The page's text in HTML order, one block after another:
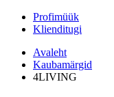
Profimüük
Klienditugi
Avaleht
Kaubamärgid
4LIVING